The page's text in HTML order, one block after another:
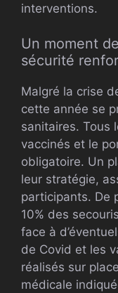
interventions.
Un moment
sécurité
Malgré la crise
cette année se
sanitaires. Tous
vaccinés et le
obligatoire. Un
leur stratégie,
participants. De
10% des
face à
de Covid et les
réalisés sur
médicale